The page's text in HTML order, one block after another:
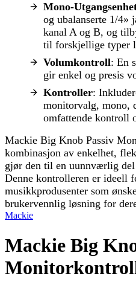
Mono-
og ubalanserte 1/4»
kanal A og B, og
til forskjellige typer
Volumkontroll: En
gir enkel og presis
Kontroller:
monitorvalg, mono,
omfattende kontroll
Mackie Big Knob Passiv
kombinasjon av enkelhet,
gjør den til en uunnværlig
Denne kontrolleren er ideell
musikkprodusenter som
brukervennlig løsning for
Mackie
Mackie Big